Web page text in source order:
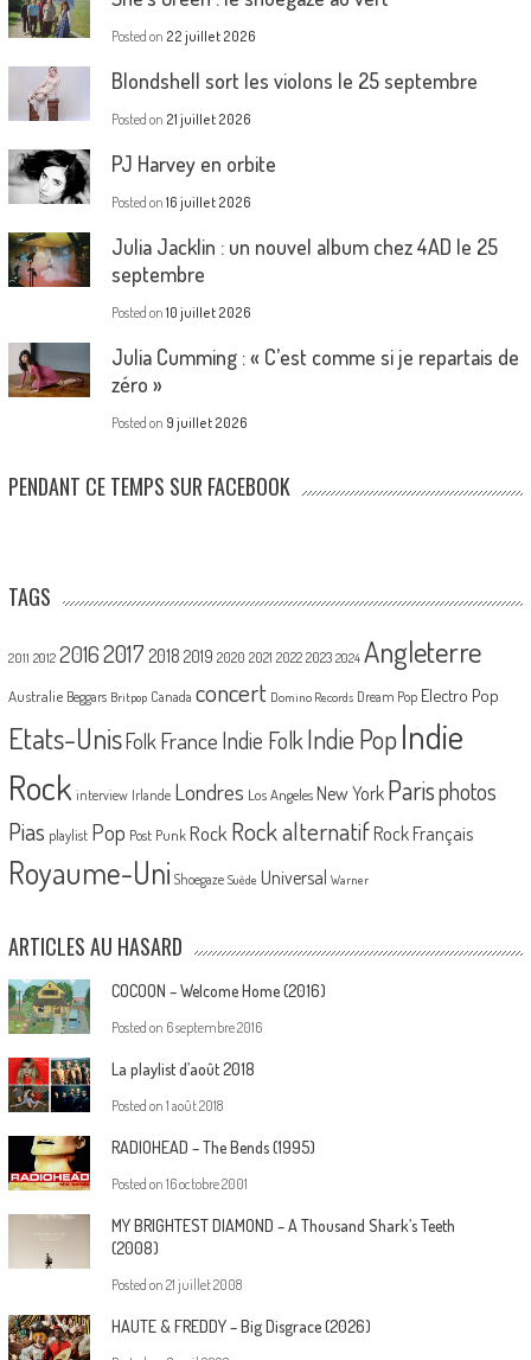
Posted on 22 juillet 2026
Blondshell sort les violons le 25 septembre
Posted on 21 juillet 2026
PJ Harvey en orbite
Posted on 16 juillet 2026
Julia Jacklin : un nouvel album chez 4AD le 25
septembre
Posted on 10 juillet 2026
Julia Cumming : « C’est comme si je repartais de
zéro »
Posted on 9 juillet 2026
PENDANT CE TEMPS SUR FACEBOOK
TAGS
2011 2012 20162017 2018 2019 2020 2021 2022 2023 2024 Angleterre
Australie Beggars Britpop Canada concert Domino Records Dream Pop Electro Pop
Etats-UnisFolk France Indie Folk Indie PopIndie
Rock interview Irlande Londres Los Angeles New York Parisphotos
Pias playlist Pop Post Punk Rock Rock alternatif Rock Français
Royaume-Uni Shoegaze Suède Universal Warner
ARTICLES AU HASARD
COCOON – Welcome Home (2016)
Posted on 6 septembre 2016
La playlist d’août 2018
Posted on 1 août 2018
RADIOHEAD – The Bends (1995)
Posted on 16 octobre 2001
MY BRIGHTEST DIAMOND – A Thousand Shark’s Teeth
(2008)
Posted on 21 juillet 2008
HAUTE & FREDDY – Big Disgrace (2026)